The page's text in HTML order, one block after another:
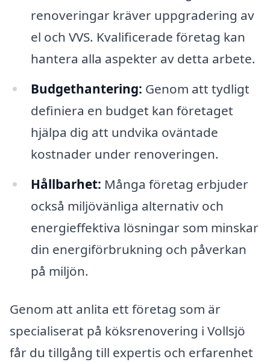
renoveringar kräver uppgradering av
el och VVS. Kvalificerade företag kan
hantera alla aspekter av detta arbete.
Budgethantering: Genom att tydligt
definiera en budget kan företaget
hjälpa dig att undvika oväntade
kostnader under renoveringen.
Hållbarhet: Många företag erbjuder
också miljövänliga alternativ och
energieffektiva lösningar som minskar
din energiförbrukning och påverkan
på miljön.
Genom att anlita ett företag som är
specialiserat på köksrenovering i Vollsjö
får du tillgång till expertis och erfarenhet